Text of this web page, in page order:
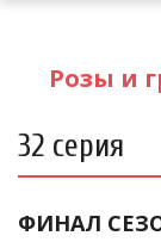
Розы и
32 серия
ФИНАЛ